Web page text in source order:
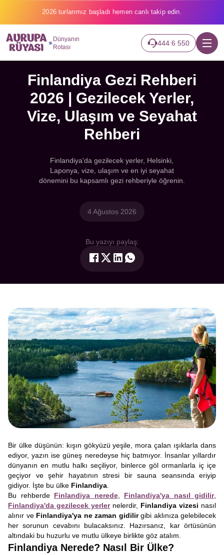
2026 turlarımız başladı hemen canlı takip edin.
Dünyanın
Rotası
444 6 550
Finlandiya Gezi Rehberi
2026 | Gezilecek Yerler,
Vize, Ulaşım ve Seyahat
Rehberi
Finlandiya'da gezilecek yerler, Helsinki,
Laponya, vize, ulaşım ve en iyi seyahat
dönemini bu kapsamlı gezi rehberiyle öğrenin.
4 Ağustos 2026
Bu yazıyı paylaş:
Bir ülke düşünün: kışın gökyüzü yeşile, mora çalan ışıklarla dans
ediyor, yazın ise güneş neredeyse hiç batmıyor. İnsanlar yıllardır
dünyanın en mutlu halkı seçiliyor, binlerce göl ormanlarla iç içe
geçiyor ve şehir hayatının stresi bir sauna seansında eriyip
gidiyor. İşte bu ülke Finlandiya
Bu rehberde Finlandiya nerede, Finlandiya'ya nasıl gidilir,
Finlandiya'da gezilecek yerlernelerdir, Finlandiya vizesi nasıl
alınır ve Finlandiya'ya ne zaman gidilirgibi aklınıza gelebilecek
her sorunun cevabını bulacaksınız. Hazırsanız, kar örtüsünün
altındaki bu huzurlu ve mutlu ülkeye birlikte göz atalım.
Finlandiya Nerede? Nasıl Bir Ülke?